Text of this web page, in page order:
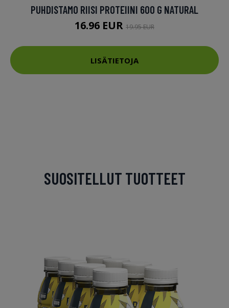
PUHDISTAMO RIISI PROTEIINI 600 G NATURAL
16.96 EUR 19.95 EUR
LISÄTIETOJA
SUOSITELLUT TUOTTEET